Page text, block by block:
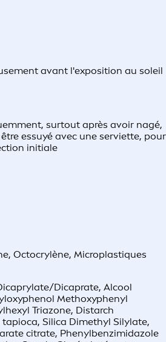
avant l'exposition au soleil
surtout après avoir nagé,
essuyé avec une serviette, pour
initiale
, Octocrylène, Microplastiques
Dicaprate, Alcool
Methoxyphenyl
Triazone, Distarch
Silica Dimethyl Silylate,
citrate, Phenylbenzimidazole